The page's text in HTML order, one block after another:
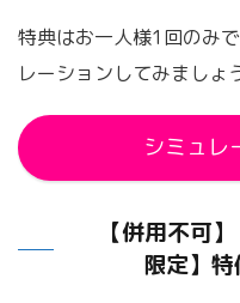
特典はお一人様1回のみ
レーションしてみましょ
シミュレ
【併用不可
限定】